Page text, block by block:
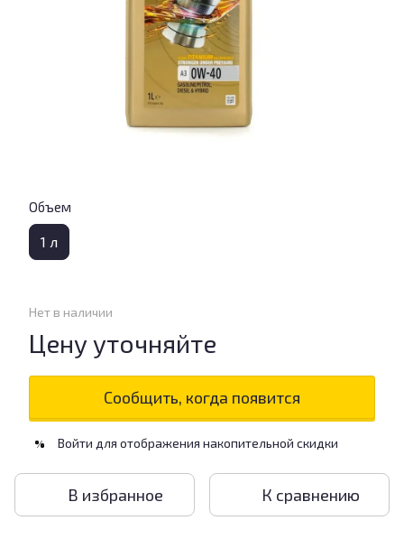
Объем
1 л
Нет в наличии
Цену уточняйте
Сообщить, когда появится
% Войти для отображения накопительной скидки
В избранное К сравнению